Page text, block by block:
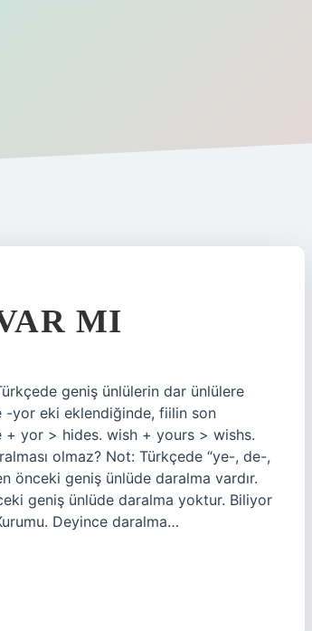
MI
geniş ünlülerin dar ünlülere
-yor eki eklendiğinde, fiilin son
+ yor > hides. wish + yours > wishs.
olmaz? Not: Türkçede “ye-, de-,
önceki geniş ünlüde daralma vardır.
geniş ünlüde daralma yoktur. Biliyor
Deyince daralma…